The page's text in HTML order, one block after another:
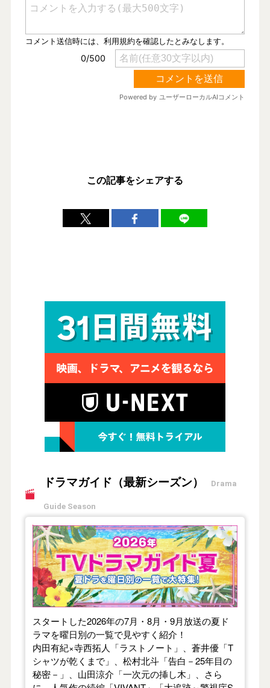
この記事をシェアする
ドラマガイド（最新シーズン） Drama
Guide Season
【2026年夏】TVドラマガイド
スタートした2026年の7月・8月・9月放送の夏ド
ラマを曜日別の一覧で見やすく紹介！
内田有紀×寺西拓人「ラストノート」、蒼井優「T
シャツが乾くまで」、松村北斗「告白－25年目の
秘密－」、山田涼介「一次元の挿し木」、さら